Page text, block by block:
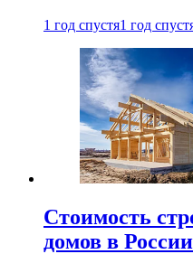
1 год спустя1 год
Стоимость
домов в